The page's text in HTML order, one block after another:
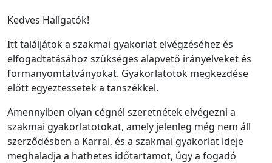
Kedves Hallgatók!
Itt találjátok a szakmai gyakorlat elvégzéséhez és
elfogadtatásához szükséges alapvető irányelveket és
formanyomtatványokat. Gyakorlatotok megkezdése
előtt egyeztessetek a tanszékkel.
Amennyiben olyan cégnél szeretnétek elvégezni a
szakmai gyakorlatotokat, amely jelenleg még nem áll
szerződésben a Karral, és a szakmai gyakorlat ideje
meghaladja a hathetes időtartamot, úgy a fogadó